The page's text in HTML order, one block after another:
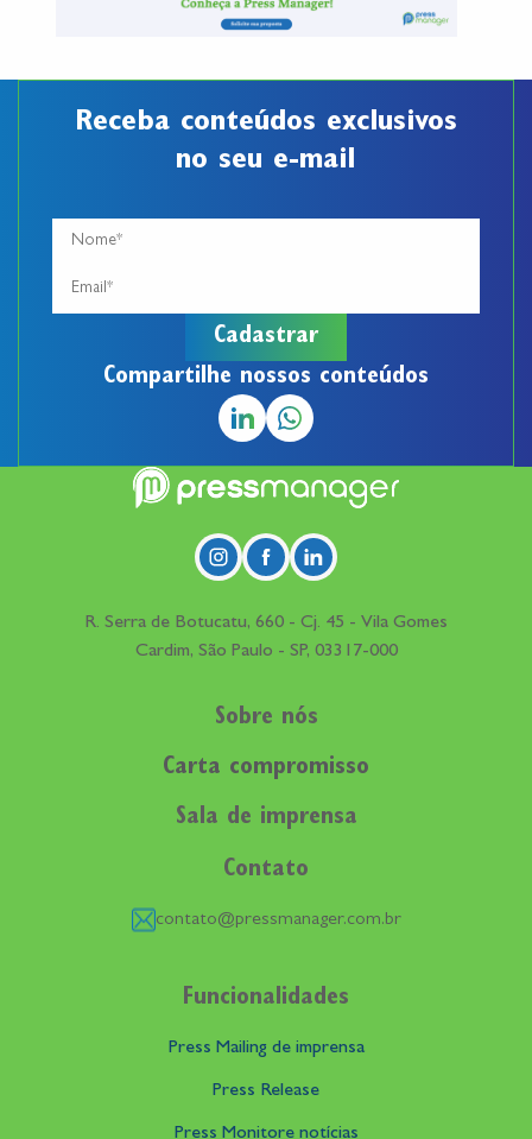
Receba conteúdos exclusivos
no seu e-mail
Compartilhe nossos conteúdos
R. Serra de Botucatu, 660 - Cj. 45 - Vila Gomes
Cardim, São Paulo - SP, 03317-000
Sobre nós
Carta compromisso
Sala de imprensa
Contato
contato@pressmanager.com.br
Funcionalidades
Press Mailing de imprensa
Press Release
Press Monitore notícias